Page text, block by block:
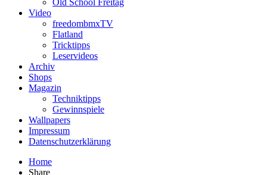
Video
freedombmxTV
Flatland
Tricktipps
Leservideos
Archiv
Shops
Magazin
Techniktipps
Gewinnspiele
Wallpapers
Impressum
Datenschutzerklärung
Home
Share